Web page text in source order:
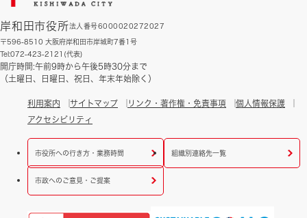
岸和田市役所法人番号6000020272027
〒596-8510 大阪府岸和田市岸城町7番1号
Tel:072-423-2121(代表)
開庁時間:午前9時から午後5時30分まで
（土曜日、日曜日、祝日、年末年始除く）
利用案内 サイトマップ リンク・著作権・免責事項
個人情報保護
アクセシビリティ
市役所への行き方・業務時間 組織別連絡先一覧
市政へのご意見・ご提案